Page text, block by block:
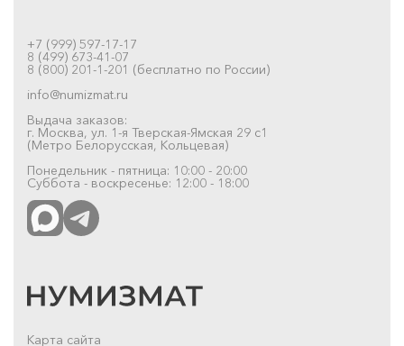
+7 (999) 597-17-17
8 (499) 673-41-07
8 (800) 201-1-201 (бесплатно по России)
info@numizmat.ru
Выдача заказов:
г. Москва, ул. 1-я Тверская-Ямская 29 с1
(Метро Белорусская, Кольцевая)
Понедельник - пятница: 10:00 - 20:00
Суббота - воскресенье: 12:00 - 18:00
Карта сайта